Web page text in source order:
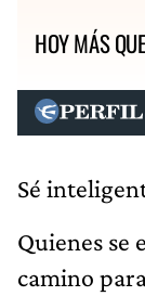
HOY MÁS
Sé
Quienes se
camino